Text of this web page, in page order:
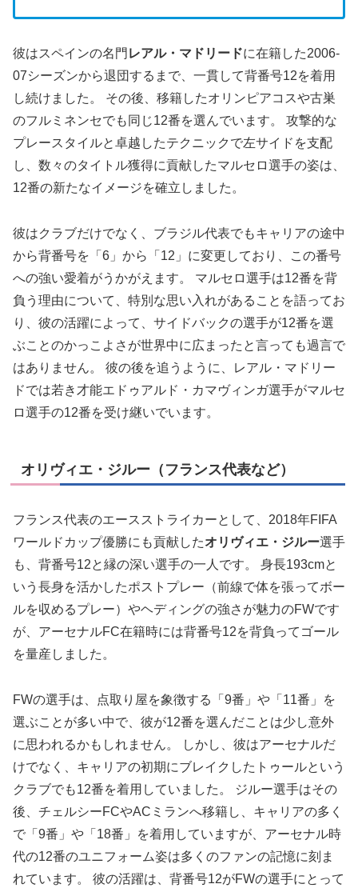
彼はスペインの名門 レアル・マドリードに在籍した2006-
07シーズンから退団するまで、一貫して背番号12を着用
し続けました。 その後、移籍したオリンピアコスや古巣
のフルミネンセでも同じ12番を選んでいます。 攻撃的な
プレースタイルと卓越したテクニックで左サイドを支配
し、数々のタイトル獲得に貢献したマルセロ選手の姿は、
12番の新たなイメージを確立しました。
彼はクラブだけでなく、ブラジル代表でもキャリアの途中
から背番号を「6」から「12」に変更しており、この番号
への強い愛着がうかがえます。 マルセロ選手は12番を背
負う理由について、特別な思い入れがあることを語ってお
り、彼の活躍によって、サイドバックの選手が12番を選
ぶことのかっこよさが世界中に広まったと言っても過言で
はありません。 彼の後を追うように、レアル・マドリー
ドでは若き才能エドゥアルド・カマヴィンガ選手がマルセ
ロ選手の12番を受け継いでいます。
オリヴィエ・ジルー（フランス代表など）
フランス代表のエースストライカーとして、2018年FIFA
ワールドカップ優勝にも貢献したオリヴィエ・ジルー選手
も、背番号12と縁の深い選手の一人です。 身長193cmと
いう長身を活かしたポストプレー（前線で体を張ってボー
ルを収めるプレー）やヘディングの強さが魅力のFWです
が、アーセナルFC在籍時には背番号12を背負ってゴール
を量産しました。
FWの選手は、点取り屋を象徴する「9番」や「11番」を
選ぶことが多い中で、彼が12番を選んだことは少し意外
に思われるかもしれません。 しかし、彼はアーセナルだ
けでなく、キャリアの初期にブレイクしたトゥールという
クラブでも12番を着用していました。 ジルー選手はその
後、チェルシーFCやACミランへ移籍し、キャリアの多く
で「9番」や「18番」を着用していますが、アーセナル時
代の12番のユニフォーム姿は多くのファンの記憶に刻ま
れています。 彼の活躍は、背番号12がFWの選手にとって